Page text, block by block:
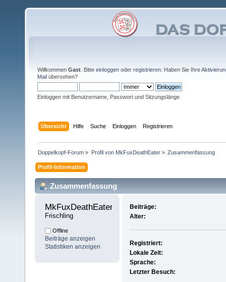
Willkommen Gast . Bitte einloggen oder registrieren . Haben Sie Ihre
Mail übersehen?
Einloggen mit Benutzername, Passwort und Sitzungslänge
Übersicht Hilfe Suche Einloggen Registrieren
Doppelkopf-Forum » Profil von MkFuxDeathEater» Zusammenfassung
Profil-Information
Zusammenfassung
Frischling
Offline
Beiträge anzeigen
Statistiken anzeigen
Beiträge:
Alter:
Registriert:
Lokale Zeit:
Sprache:
Letzter Besuch: